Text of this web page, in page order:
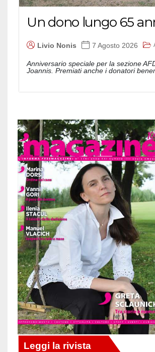
Un dono lungo 65
Livio Nonis 7 Agosto 2026
Anniversario speciale per la sezione
Joannis. Premiati anche i donatori